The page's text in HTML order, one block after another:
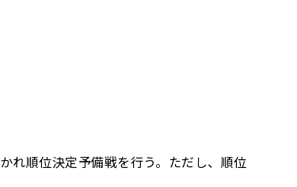
れ順位決定予備戦を行う。ただし、順位